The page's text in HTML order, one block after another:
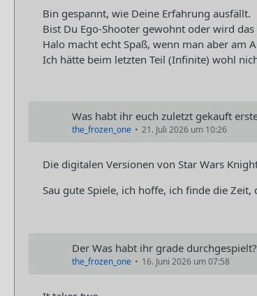
Bin gespannt, wie Deine Erfahrung ausfällt.
Bist Du Ego-Shooter gewohnt oder wird
Halo macht echt Spaß, wenn man aber am
Ich hätte beim letzten Teil (Infinite) wohl
Was habt ihr euch zuletzt gekauft
the_frozen_one 21. Juli 2026 um 10:26
Die digitalen Versionen von Star Wars
Sau gute Spiele, ich hoffe, ich finde die Zeit,
Der Was habt ihr grade durchgespielt?
the_frozen_one 16. Juni 2026 um 07:58